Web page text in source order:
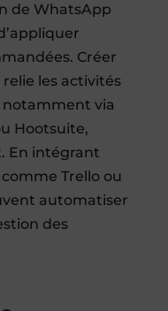
de WhatsApp
Créer
les activités
via
Hootsuite,
En intégrant
Trello ou
automatiser
des